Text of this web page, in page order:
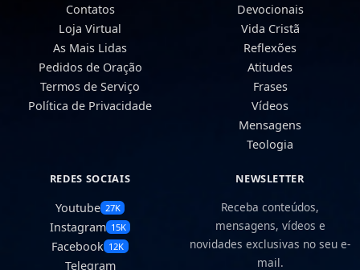
Contatos
Loja Virtual
As Mais Lidas
Pedidos de Oração
Termos de Serviço
Política de Privacidade
Devocionais
Vida Cristã
Reflexões
Atitudes
Frases
Vídeos
Mensagens
Teologia
REDES SOCIAIS
Youtube 27K
Instagram 15K
Facebook 12K
Telegram
NEWSLETTER
Receba conteúdos,
mensagens, vídeos e
novidades exclusivas no seu e-
mail.